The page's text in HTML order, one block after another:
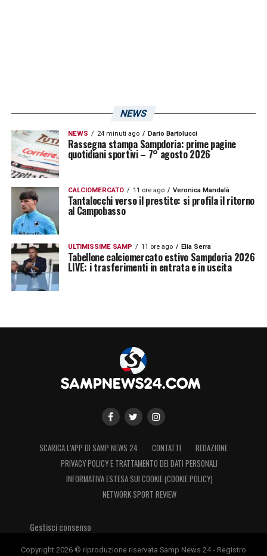
Morten Thorsby (6), Albin Ekdal (6),Jakub
Jankto(6). In attacco forse penalizzato
Manolo Gabbiadini
Sport
la sua prestazione vale solo un 6 in
pagella. Sufficiente sia la prestazione di
Fabio Quagliarella
(6)
LA PLAYLIST DELLE NOSTRE TOP NEWS
NEWS
NEWS 24 minuti ago Dario Bartolucci
Rassegna stampa Sampdoria: prime pagine
quotidiani sportivi – 7° agosto 2026
CALCIOMERCATO 11 ore ago Veronica Mandalà
Tantalocchi verso il prestito: si profila il ritorno
al Campobasso
ULTIMISSIME SAMP 11 ore ago Elia Serra
Tabellone calciomercato estivo Sampdoria 2026
LIVE: i trasferimenti in entrata e in uscita
SCARICA L’APP DI SAMP NEWS 24 CONTATTI
REDAZIONE
PRIVACY POLICY E TRATTAMENTO DEI DATI PERSONALI
INFORMATIVA ESTESA SUI COOKIE (COOKIE POLICY)
NETWORK SPORT REVIEW
Gestisci consenso
Copyright 2026 © riproduzione riservata Samp News 24 - Registro